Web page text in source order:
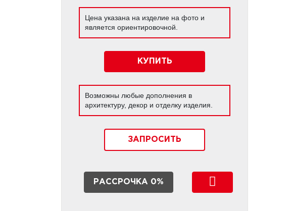
Цена указана на изделие на фото и
является ориентировочной.
КУПИТЬ
Возможны любые дополнения в
архитектуру, декор и отделку изделия.
ЗАПРОСИТЬ
РАССРОЧКА 0%